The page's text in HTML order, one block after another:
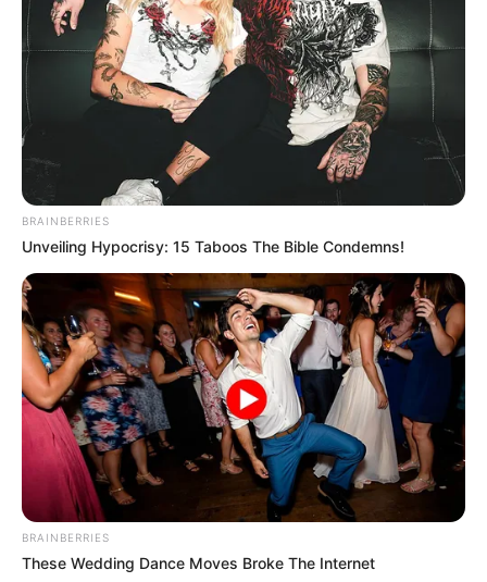
BRAINBERRIES
Unveiling Hypocrisy: 15 Taboos The Bible Condemns!
BRAINBERRIES
These Wedding Dance Moves Broke The Internet